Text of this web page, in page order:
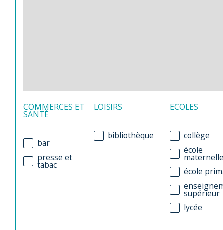
COMMERCES ET
SANTÉ
bar
presse et
tabac
LOISIRS
bibliothèque
ECOLES
collège
école
maternelle
école
supérieur
lycée